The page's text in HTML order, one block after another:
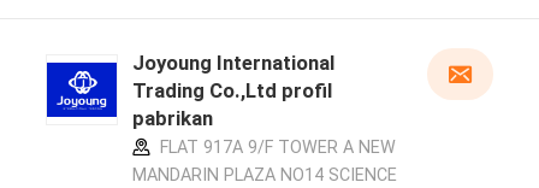
Joyoung International
Trading Co.,Ltd profil
pabrikan
FLAT 917A 9/F TOWER A NEW
MANDARIN PLAZA NO14 SCIENCE